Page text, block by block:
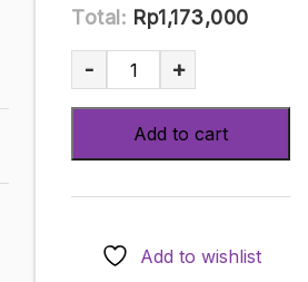
Total: Rp1,173,000
Sena
Natsuki
Photobook
MADONNA
pages)
- +
Add to cart
Add to wishlist